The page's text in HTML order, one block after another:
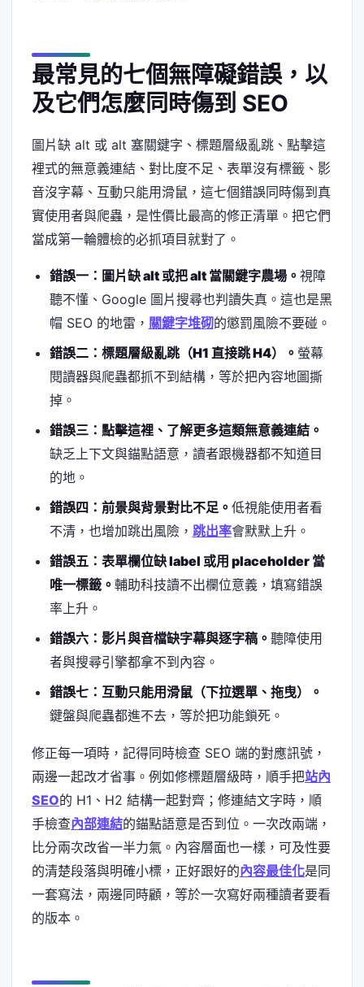
最常見的七個無障礙錯誤，以
及它們怎麼同時傷到 SEO
圖片缺 alt 或 alt 塞關鍵字、標題層級亂跳、點擊這
裡式的無意義連結、對比度不足、表單沒有標籤、影
音沒字幕、互動只能用滑鼠，這七個錯誤同時傷到真
實使用者與爬蟲，是性價比最高的修正清單。把它們
當成第一輪體檢的必抓項目就對了。
錯誤一：圖片缺 alt 或把 alt 當關鍵字農場。 視障
聽不懂、Google 圖片搜尋也判讀失真。這也是黑
帽 SEO 的地雷， 關鍵字堆砌的懲罰風險不要碰。
錯誤二：標題層級亂跳（H1 直接跳 H4）。 螢幕
閱讀器與爬蟲都抓不到結構，等於把內容地圖撕
掉。
錯誤三：點擊這裡、了解更多這類無意義連結。
缺乏上下文與錨點語意，讀者跟機器都不知道目
的地。
錯誤四：前景與背景對比不足。 低視能使用者看
不清，也增加跳出風險， 跳出率會默默上升。
錯誤五：表單欄位缺 label 或用 placeholder 當
唯一標籤。 輔助科技讀不出欄位意義，填寫錯誤
率上升。
錯誤六：影片與音檔缺字幕與逐字稿。 聽障使用
者與搜尋引擎都拿不到內容。
錯誤七：互動只能用滑鼠（下拉選單、拖曳）。
鍵盤與爬蟲都進不去，等於把功能鎖死。
修正每一項時，記得同時檢查 SEO 端的對應訊號，
兩邊一起改才省事。例如修標題層級時，順手把站內
SEO的 H1、H2 結構一起對齊；修連結文字時，順
手檢查內部連結的錨點語意是否到位。一次改兩端，
比分兩次改省一半力氣。內容層面也一樣，可及性要
的清楚段落與明確小標，正好跟好的內容最佳化是同
一套寫法，兩邊同時顧，等於一次寫好兩種讀者要看
的版本。